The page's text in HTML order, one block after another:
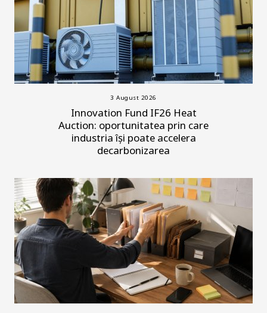
3 August 2026
Innovation Fund IF26 Heat
Auction: oportunitatea prin care
industria își poate accelera
decarbonizarea